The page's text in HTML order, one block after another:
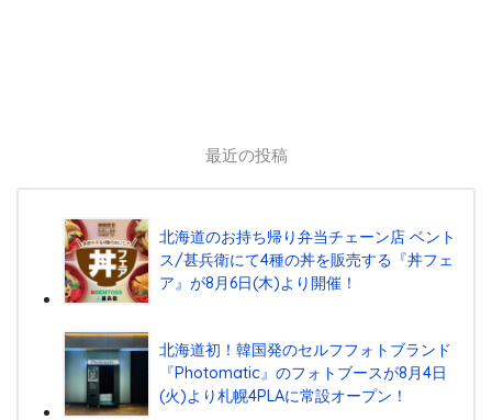
最近の投稿
北海道のお持ち帰り弁当チェーン店 ベント
ス/甚兵衛にて4種の丼を販売する『丼フェ
ア』が8月6日(木)より開催！
北海道初！韓国発のセルフフォトブランド
『Photomatic』のフォトブースが8月4日
(火)より札幌4PLAに常設オープン！